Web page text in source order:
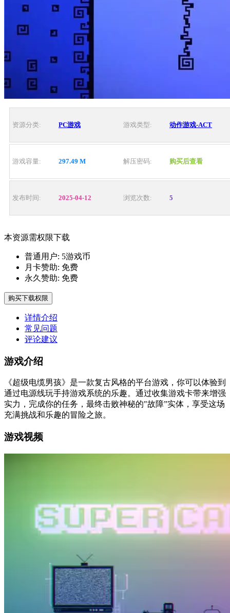
资源分类: PC游戏 游戏类型: 动作游戏-ACT
游戏容量: 297.49 M 解压密码: 购买后查看
发布时间: 2025-04-12 浏览次数: 5
本资源需权限下载
普通用户: 5游戏币
月卡赞助: 免费
永久赞助: 免费
购买下载权限
详情介绍
常见问题
评论建议
游戏介绍
《超级电缆男孩》是一款复古风格的平台游戏，你可以体验到
通过电源线玩手持游戏系统的乐趣。通过收集游戏卡带来增强
实力，完成你的任务，最终击败神秘的"故障”实体，享受这场
充满挑战和乐趣的冒险之旅。
游戏视频